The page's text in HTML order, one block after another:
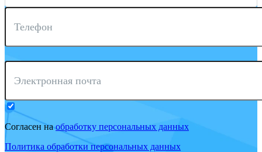
Телефон
Электронная почта
Согласен наобработку персональных данных
Политика обработки персональных данных